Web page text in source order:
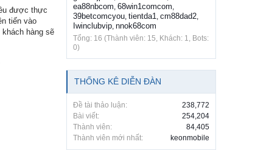
được thực
tiến vào
hàng sẽ
ea88nbcom, 68win1comcom,
39betcomcyou, tientda1, cm88dad2,
Iwinclubvip, nnok68com
Tổng: 16 (Thành viên: 15, Khách: 1, Bots:
0)
THỐNG KÊ DIỄN ĐÀN
Đề tài thảo luận:
238,772
Bài viết:
254,204
Thành viên:
84,405
Thành viên mới nhất:
keonmobile